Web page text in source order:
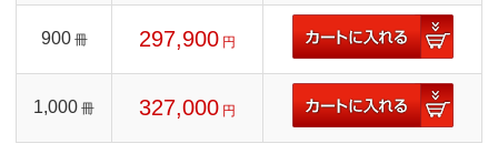
900 冊 297,900 円
1,000 冊 327,000 円